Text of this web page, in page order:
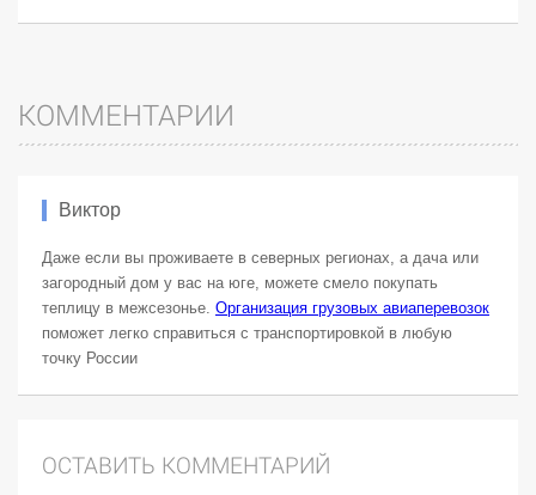
КОММЕНТАРИИ
Виктор
Даже если вы проживаете в северных регионах, а дача или
загородный дом у вас на юге, можете смело покупать
теплицу в межсезонье. Организация грузовых авиаперевозок
поможет легко справиться с транспортировкой в любую
точку России
ОСТАВИТЬ КОММЕНТАРИЙ